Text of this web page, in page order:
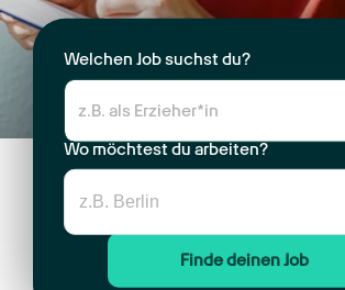
Welchen Job suchst du?
Wo möchtest du arbeiten?
Finde deinen Job